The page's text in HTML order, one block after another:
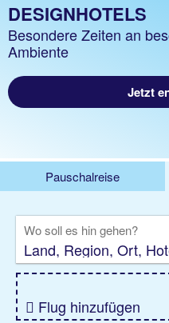
DESIGNHOTELS
Besondere Zeiten an
Ambiente
Jetzt
Pauschalreise
Rundreise
Kreuzfahrt
Gruppenreise
Wo soll es hin gehen?
Flug hinzufügen